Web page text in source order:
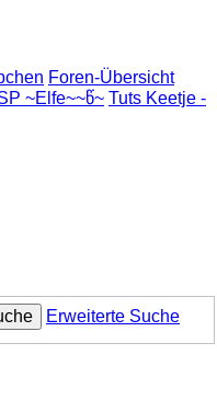
Foren-Übersicht
~Elfe~~წ~ Tuts Keetje -
Erweiterte Suche